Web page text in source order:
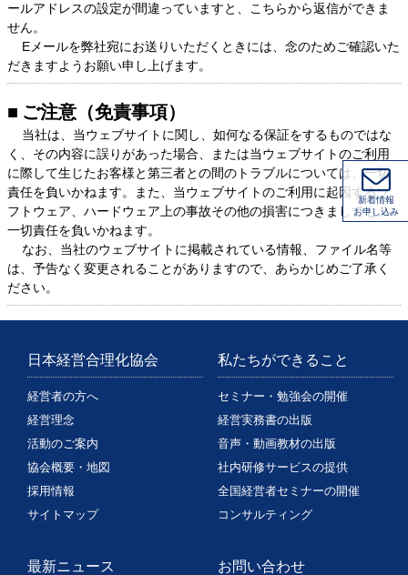
ールアドレスの設定が間違っていますと、こちらから返信ができま
せん。
Eメールを弊社宛にお送りいただくときには、念のためご確認いた
だきますようお願い申し上げます。
ご注意（免責事項）
当社は、当ウェブサイトに関し、如何なる保証をするものではな
く、その内容に誤りがあった場合、または当ウェブサイトのご利用
に際して生じたお客様と第三者との間のトラブルについては、一切
責任を負いかねます。また、当ウェブサイトのご利用に起因するソ
フトウェア、ハードウェア上の事故その他の損害につきましても、
一切責任を負いかねます。
なお、当社のウェブサイトに掲載されている情報、ファイル名等
は、予告なく変更されることがありますので、あらかじめご了承く
ださい。
新着情報
お申し込み
日本経営合理化協会
経営者の方へ
経営理念
活動のご案内
協会概要・地図
採用情報
サイトマップ
私たちができること
セミナー・勉強会の開催
経営実務書の出版
音声・動画教材の出版
社内研修サービスの提供
全国経営者セミナーの開催
コンサルティング
最新ニュース お問い合わせ